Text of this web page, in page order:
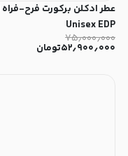
Unisex EDP
۷۵٫۰۰۰٫۰۰۰
۵۲٫۹۰۰٫۰۰۰تومان